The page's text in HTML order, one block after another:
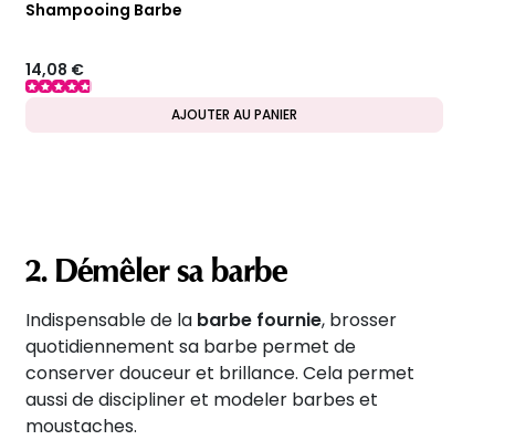
Shampooing Barbe
14,08 €
AJOUTER AU PANIER
BEST-SELLER
2. Démêler sa barbe
Indispensable de la barbe fournie, brosser
quotidiennement sa barbe permet de
conserver douceur et brillance. Cela permet
aussi de discipliner et modeler barbes et
moustaches.